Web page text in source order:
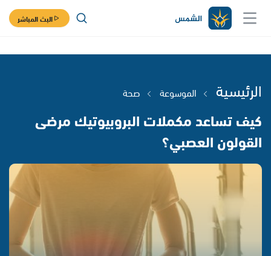
البث المباشر
الرئيسية الموسوعة صحة
كيف تساعد مكملات البروبيوتيك مرضى
القولون العصبي؟